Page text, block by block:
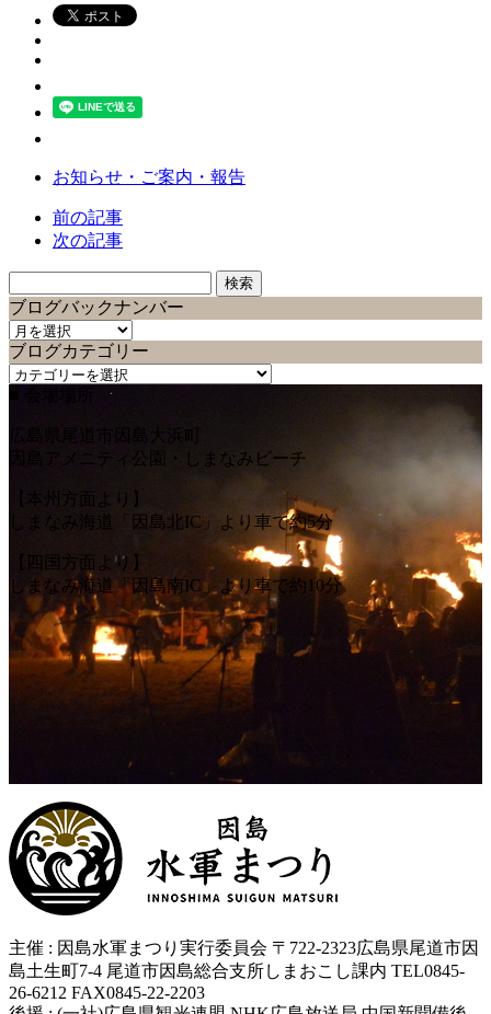
お知らせ・ご案内・報告
前の記事
次の記事
索:
ブログバックナンバー
ブ
ロ
グ
ク
ン
バ
ー
ブログカテゴリー
ブ
カ
ゴ
リ
ー
■ 会場場所
広島県尾道市因島大浜町
因島アメニティ公園・しまなみビーチ
【本州方面より】
しまなみ海道「因島北IC」より車で約5分
【四国方面より】
しまなみ海道「因島南IC」より車で約10分
主催 : 因島水軍まつり実行委員会 〒722-2323広島県尾道市因
島土生町7-4 尾道市因島総合支所しまおこし課内 TEL0845-
26-6212 FAX0845-22-2203